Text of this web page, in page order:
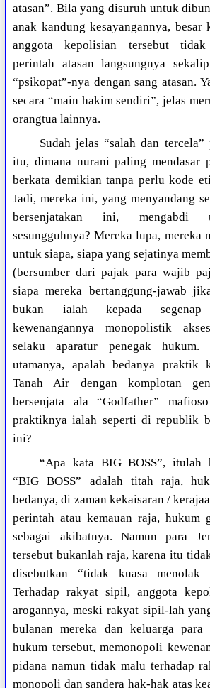
atasan”. Bila yang disuruh untuk
anak kandung kesayangannya, besar
anggota kepolisian tersebut
perintah atasan langsungnya
“psikopat”-nya dengan sang atasan.
secara “main hakim sendiri”, jelas
orangtua lainnya.
Sudah jelas “salah dan tercela”
itu, dimana nurani paling mendasar
berkata demikian tanpa perlu kode
Jadi, mereka ini, yang menyandang
bersenjatakan ini, mengabdi
sesungguhnya? Mereka lupa, mereka
untuk siapa, siapa yang sejatinya
(bersumber dari pajak para wajib
siapa mereka bertanggung-jawab
bukan ialah kepada
kewenangannya monopolistik
selaku aparatur penegak hukum.
utamanya, apalah bedanya
Tanah Air dengan komplotan
bersenjata ala “Godfather”
praktiknya ialah seperti di republik
ini?
“Apa kata BIG BOSS”, itulah
“BIG BOSS” adalah titah raja,
bedanya, di zaman kekaisaran /
perintah atau kemauan raja, hukum
sebagai akibatnya. Namun para
tersebut bukanlah raja, karena itu
disebutkan “tidak kuasa menolak
Terhadap rakyat sipil, anggota
arogannya, meski rakyat sipil-lah
bulanan mereka dan keluarga para
hukum tersebut, memonopoli
pidana namun tidak malu terhadap
monopoli dan sandera hak-hak atas